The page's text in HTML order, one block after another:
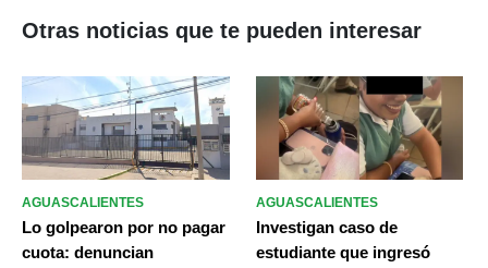
Otras noticias que te pueden interesar
AGUASCALIENTES
Lo golpearon por no pagar
cuota: denuncian
AGUASCALIENTES
Investigan caso de
estudiante que ingresó